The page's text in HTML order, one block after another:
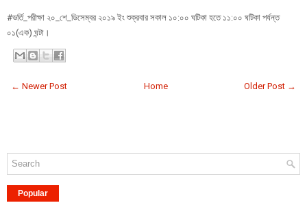
#ভর্তি_পরীক্ষা ২০_শে_ডিসেম্বর ২০১৯ ইং শুক্রবার সকাল ১০:০০ ঘটিকা হতে ১১:০০ ঘটিকা পর্যন্ত
০১(এক) ঘন্টা।
← Newer Post Older Post →
Home
Popular